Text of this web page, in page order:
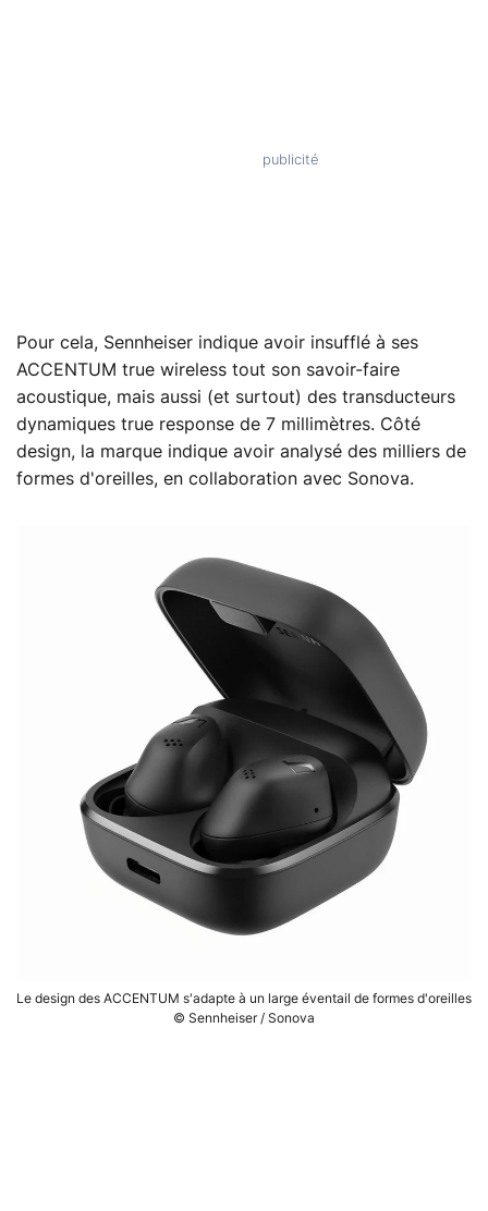
Pour cela, Sennheiser indique avoir insufflé à ses
ACCENTUM true wireless tout son savoir-faire
acoustique, mais aussi (et surtout) des transducteurs
dynamiques true response de 7 millimètres. Côté
design, la marque indique avoir analysé des milliers de
formes d'oreilles, en collaboration avec Sonova.
Le design des ACCENTUM s'adapte à un large éventail de formes d'oreilles
© Sennheiser / Sonova